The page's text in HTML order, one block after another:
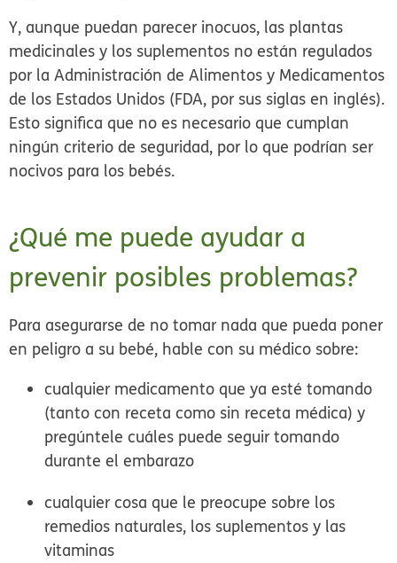
Y, aunque puedan parecer inocuos, las plantas
medicinales y los suplementos no están regulados
por la Administración de Alimentos y Medicamentos
de los Estados Unidos (FDA, por sus siglas en inglés).
Esto significa que no es necesario que cumplan
ningún criterio de seguridad, por lo que podrían ser
nocivos para los bebés.
¿Qué me puede ayudar a
prevenir posibles problemas?
Para asegurarse de no tomar nada que pueda poner
en peligro a su bebé, hable con su médico sobre:
cualquier medicamento que ya esté tomando
(tanto con receta como sin receta médica) y
pregúntele cuáles puede seguir tomando
durante el embarazo
cualquier cosa que le preocupe sobre los
remedios naturales, los suplementos y las
vitaminas